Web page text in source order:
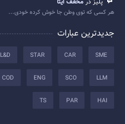
پلیز در مخفف ایتا
هر کسی که توی وطن جا خوش کرده خودی...
جدیدترین عبارات
SME
CAR
STAR
L&D
LLM
SCO
ENG
COD
HAI
PAR
TS